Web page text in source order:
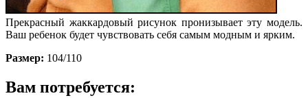
Прекрасный жаккардовый рисунок пронизывает эту модель.
Ваш ребенок будет чувствовать себя самым модным и ярким.
Размер: 104/110
Вам потребуется: